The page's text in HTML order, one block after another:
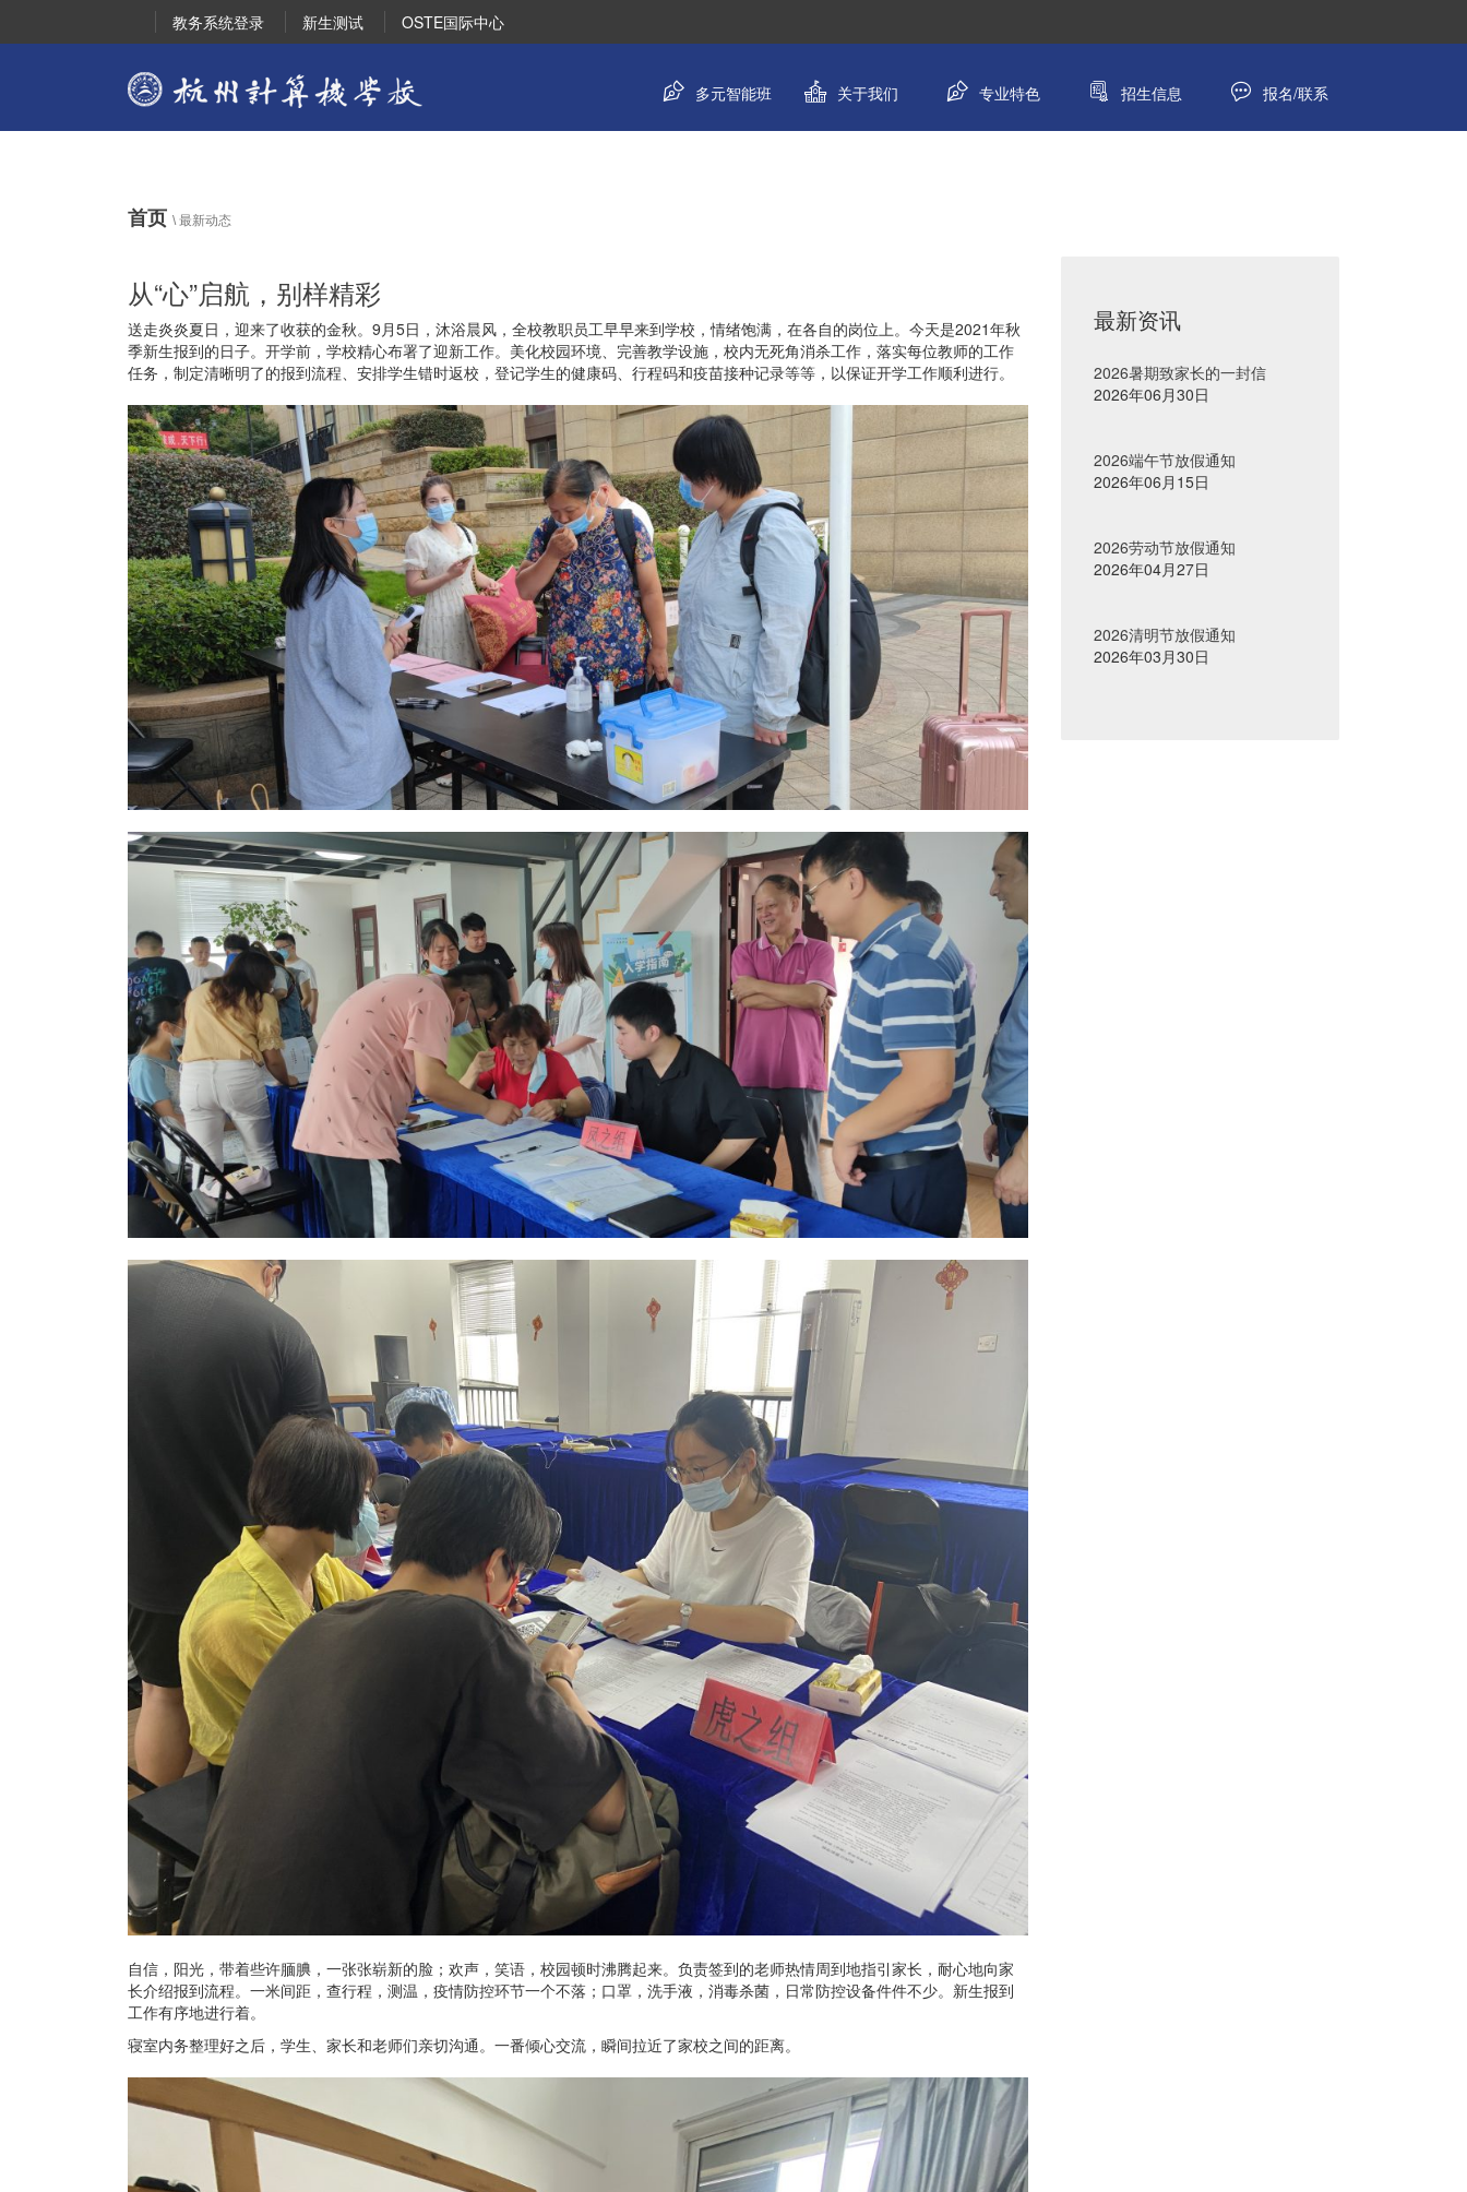
教务系统登录 新生测试 OSTE国际中心
报名/联系
招生信息
专业特色
关于我们
多元智能班
首页 \最新动态
从“心”启航，别样精彩
送走炎炎夏日，迎来了收获的金秋。9月5日，沐浴晨风，全校教职员工早早来到学校，情绪饱满，在各自的岗位上。今天是2021年秋
季新生报到的日子。开学前，学校精心布署了迎新工作。美化校园环境、完善教学设施，校内无死角消杀工作，落实每位教师的工作
任务，制定清晰明了的报到流程、安排学生错时返校，登记学生的健康码、行程码和疫苗接种记录等等，以保证开学工作顺利进行。
自信，阳光，带着些许腼腆，一张张崭新的脸；欢声，笑语，校园顿时沸腾起来。负责签到的老师热情周到地指引家长，耐心地向家
长介绍报到流程。一米间距，查行程，测温，疫情防控环节一个不落；口罩，洗手液，消毒杀菌，日常防控设备件件不少。新生报到
工作有序地进行着。
寝室内务整理好之后，学生、家长和老师们亲切沟通。一番倾心交流，瞬间拉近了家校之间的距离。
最新资讯
2026暑期致家长的一封信
2026年06月30日
2026端午节放假通知
2026年06月15日
2026劳动节放假通知
2026年04月27日
2026清明节放假通知
2026年03月30日